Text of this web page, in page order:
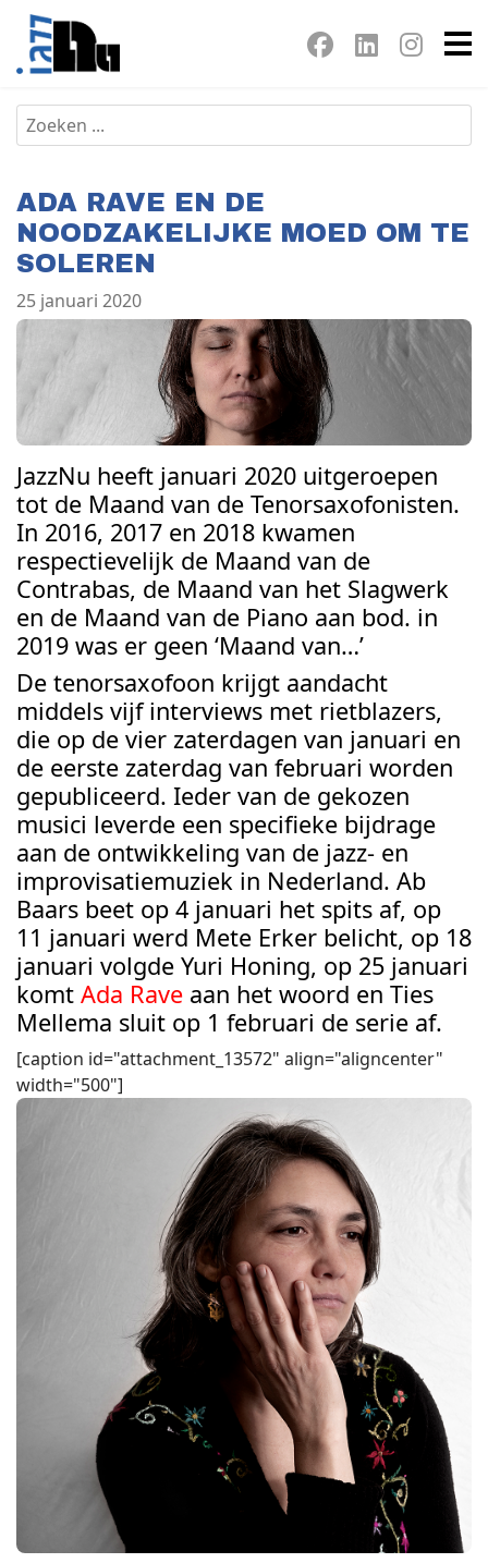
ADA RAVE EN DE
NOODZAKELIJKE MOED OM TE
SOLEREN
25 januari 2020
JazzNu heeft januari 2020 uitgeroepen
tot de Maand van de Tenorsaxofonisten.
In 2016, 2017 en 2018 kwamen
respectievelijk de Maand van de
Contrabas, de Maand van het Slagwerk
en de Maand van de Piano aan bod. in
2019 was er geen ‘Maand van…’
De tenorsaxofoon krijgt aandacht
middels vijf interviews met rietblazers,
die op de vier zaterdagen van januari en
de eerste zaterdag van februari worden
gepubliceerd. Ieder van de gekozen
musici leverde een specifieke bijdrage
aan de ontwikkeling van de jazz- en
improvisatiemuziek in Nederland. Ab
Baars beet op 4 januari het spits af, op
11 januari werd Mete Erker belicht, op 18
januari volgde Yuri Honing, op 25 januari
komt Ada Rave aan het woord en Ties
Mellema sluit op 1 februari de serie af.
[caption id="attachment_13572" align="aligncenter"
width="500"]